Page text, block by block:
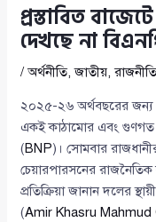
প্রস্তাবিত
দেখছে না
/অর্থনীতি,জাতীয়,
২০২৫-২৬ অর্থবছরের জন্য
একই কাঠামোর এবং গুণগত
(BNP)। সোমবার
চেয়ারপারসনের
প্রতিক্রিয়া জানান দলের
(Amir Khasru